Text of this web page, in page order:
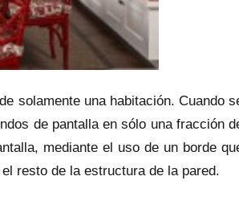
solamente una habitación. Cuando
de pantalla en sólo una fracción
mediante el uso de un borde
resto de la estructura de la pared.